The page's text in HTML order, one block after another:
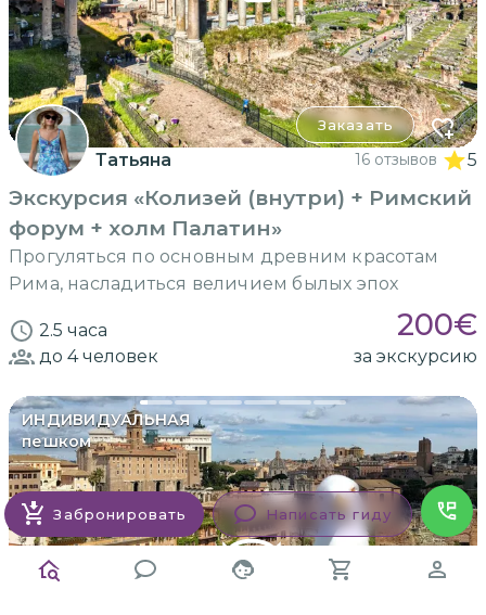
Заказать
Татьяна 16 отзывов 5
Экскурсия «Колизей (внутри) + Римский
форум + холм Палатин»
Прогуляться по основным древним красотам
Рима, насладиться величием былых эпох
2.5 часа 200€
до 4человек за экскурсию
ИНДИВИДУАЛЬНАЯ
пешком
Забронировать Написать гиду